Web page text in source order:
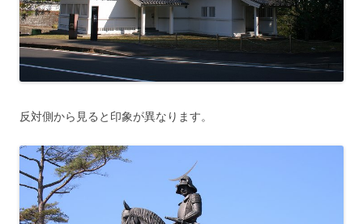
反対側から見ると印象が異なります。